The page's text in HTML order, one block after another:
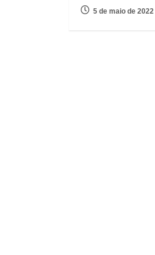
5 de maio de 2022